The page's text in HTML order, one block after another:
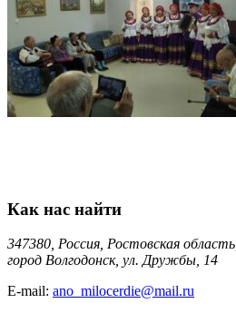
Как нас найти
347380, Россия, Ростовская область,
город Волгодонск, ул. Дружбы, 14
E-mail: ano_milocerdie@mail.ru